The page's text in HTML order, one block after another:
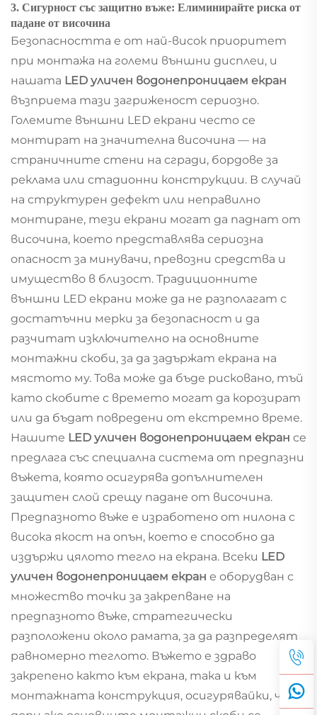
3. Сигурност със защитно въже: Елиминирайте риска от
падане от височина
Безопасността е от най-висок приоритет
при монтажа на големи външни дисплеи, и
нашата LED уличен водонепроницаем екран
възприема тази загриженост сериозно.
Големите външни LED екрани често се
монтират на значителна височина — на
страничните стени на сгради, бордове за
реклама или стадионни конструкции. В случай
на структурен дефект или неправилно
монтиране, тези екрани могат да паднат от
височина, което представлява сериозна
опасност за минувачи, превозни средства и
имущество в близост. Традиционните
външни LED екрани може да не разполагат с
достатъчни мерки за безопасност и да
разчитат изключително на основните
монтажни скоби, за да задържат екрана на
мястото му. Това може да бъде рисковано, тъй
като скобите с времето могат да корозират
или да бъдат повредени от екстремно време.
Нашите LED уличен водонепроницаем екран се
предлага със специална система от предпазни
въжета, която осигурява допълнителен
защитен слой срещу падане от височина.
Предпазното въже е изработено от нилона с
висока якост на опън, което е способно да
издържи цялото тегло на екрана. Всеки LED
уличен водонепроницаем екран е оборудван с
множество точки за закрепване на
предпазното въже, стратегически
разположени около рамата, за да разпределят
равномерно теглото. Въжето е здраво
закрепено както към екрана, така и към
монтажната конструкция, осигурявайки, че